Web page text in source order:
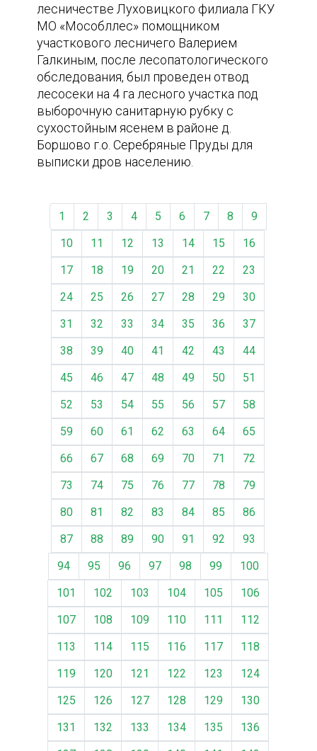
лесничестве Луховицкого филиала ГКУ
МО «Мособллес» помощником
участкового лесничего Валерием
Галкиным, после лесопатологического
обследования, был проведен отвод
лесосеки на 4 га лесного участка под
выборочную санитарную рубку с
сухостойным ясенем в районе д.
Боршово г.о. Серебряные Пруды для
выписки дров населению.
1 2 3 4 5 6 7 8
9
10
11 12 13 14 15
16
17
18 19 20 21 22
23
24
25 26 27 28 29
30
31
32 33 34 35 36
37
38
39 40 41 42 43
44
45
46 47 48 49 50
51
52
53 54 55 56 57
58
59
60 61 62 63 64
65
66
67 68 69 70 71
72
73
74 75 76 77 78
79
80
81 82 83 84 85
86
87
88 89 90 91 92
93
94
95 96 97 98 99
100
101
102 103 104 105
106
107
108 109 110 111
112
113
114 115 116 117
118
119
120 121 122 123
124
125
126 127 128 129
130
131
132 133 134 135
136